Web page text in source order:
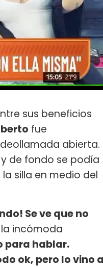
sus beneficios
fue
abierta.
de fondo se podía
silla en medio del
Se ve que no
incómoda
para hablar.
ok, pero lo vino